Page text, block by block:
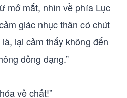
mở mắt, nhìn về phía Lục
giác nhục thân có chút
lại cảm thấy không đến
đồng dạng.”
về chất!”